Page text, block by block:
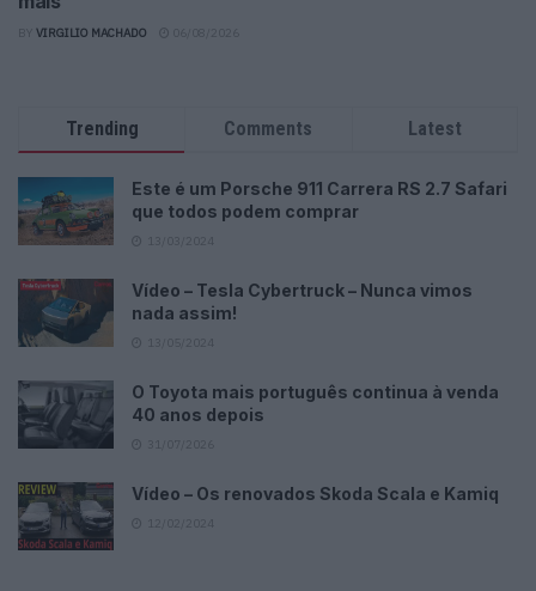
VIRGILIO MACHADO
Trending Comments Latest
Este é um Porsche 911 Carrera RS 2.7 Safari
que todos podem comprar
Vídeo – Tesla Cybertruck – Nunca vimos
nada assim!
O Toyota mais português continua à venda
40 anos depois
Vídeo – Os renovados Skoda Scala e Kamiq